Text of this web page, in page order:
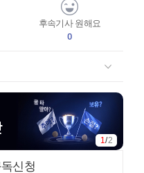
후속기사 원해요
0
1/2
신청